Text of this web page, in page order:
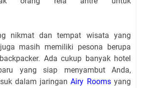
nikmat dan tempat wisata yang
masih memiliki pesona berupa
Ada cukup banyak hotel
yang siap menyambut Anda,
dalam jaringanAiry Roomsyang